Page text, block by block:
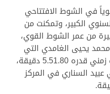
في الشوط الافتتاحي
الكبير، وتمكنت من
من عمر الشوط القوي،
يحيى الغامدي التي
جاءت في مركز الوصافة بتوقيت زمني قدره 5.51.80 دقيقة،
السناري في المركز